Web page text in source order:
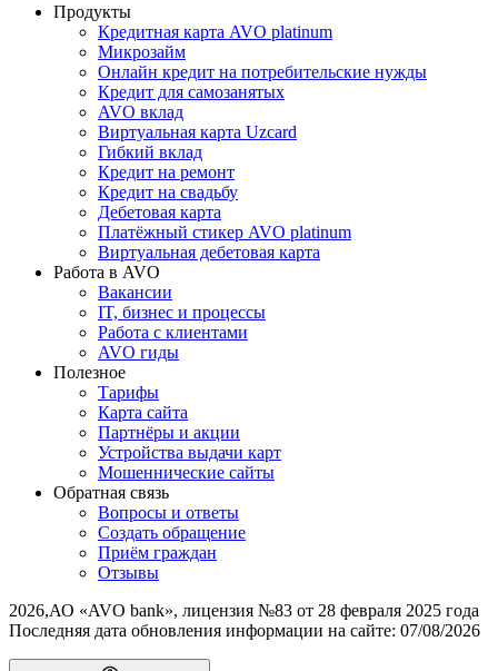
Продукты
Кредитная карта AVO platinum
Микрозайм
Онлайн кредит на потребительские нужды
Кредит для самозанятых
AVO вклад
Виртуальная карта Uzcard
Гибкий вклад
Кредит на ремонт
Кредит на свадьбу
Дебетовая карта
Платёжный стикер AVO platinum
Виртуальная дебетовая карта
Работа в AVO
Вакансии
IT, бизнес и процессы
Работа с клиентами
AVO гиды
Полезное
Тарифы
Карта сайта
Партнёры и акции
Устройства выдачи карт
Мошеннические cайты
Обратная связь
Вопросы и ответы
Создать обращение
Приём граждан
Отзывы
2026,АО «AVO bank», лицензия №83 от 28 февраля 2025 года
Последняя дата обновления информации на сайте: 07/08/2026